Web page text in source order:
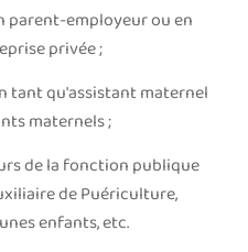
employeur ou en
privée ;
tant qu'assistant maternel
maternels ;
de la fonction publique
de Puériculture,
enfants, etc.